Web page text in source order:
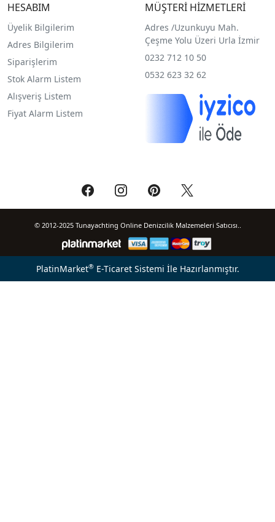
HESABIM
Üyelik Bilgilerim
Adres Bilgilerim
Siparişlerim
Stok Alarm Listem
Alışveriş Listem
Fiyat Alarm Listem
MÜŞTERİ HİZMETLERİ
Adres /Uzunkuyu Mah.
Çeşme Yolu Üzeri Urla İzmir
0232 712 10 50
0532 623 32 62
© 2012-2025 Tunayachting Online Denizcilik Malzemeleri Satıcısı..
PlatinMarket®E-Ticaret Sistemi İle Hazırlanmıştır.